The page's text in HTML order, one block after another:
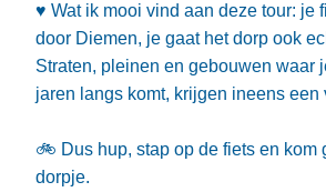
♥️ Wat ik mooi vind aan deze tour: je
door Diemen, je gaat het dorp ook
Straten, pleinen en gebouwen waar
jaren langs komt, krijgen ineens een
🚲 Dus hup, stap op de fiets en kom
dorpje.